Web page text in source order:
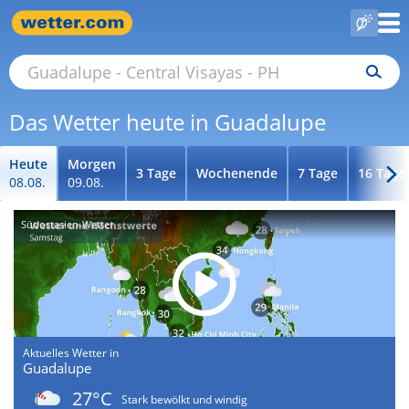
Das Wetter heute in Guadalupe
Heute
08.08.
Morgen
09.08.
3 Tage Wochenende 7 Tage 16 Tage
Südostasien-Wetter
Aktuelles Wetter in
Guadalupe
27°C
Stark bewölkt und windig